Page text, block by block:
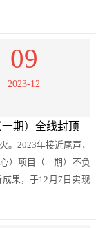
09
2023-12
期）全线封顶
。2023年接近尾声，
）项目（一期）不负
果，于12月7日实现